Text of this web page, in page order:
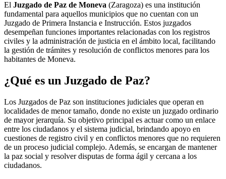
El Juzgado de Paz de Moneva (Zaragoza) es una institución
fundamental para aquellos municipios que no cuentan con un
Juzgado de Primera Instancia e Instrucción. Estos juzgados
desempeñan funciones importantes relacionadas con los registros
civiles y la administración de justicia en el ámbito local, facilitando
la gestión de trámites y resolución de conflictos menores para los
habitantes de Moneva.
¿Qué es un Juzgado de Paz?
Los Juzgados de Paz son instituciones judiciales que operan en
localidades de menor tamaño, donde no existe un juzgado ordinario
de mayor jerarquía. Su objetivo principal es actuar como un enlace
entre los ciudadanos y el sistema judicial, brindando apoyo en
cuestiones de registro civil y en conflictos menores que no requieren
de un proceso judicial complejo. Además, se encargan de mantener
la paz social y resolver disputas de forma ágil y cercana a los
ciudadanos.